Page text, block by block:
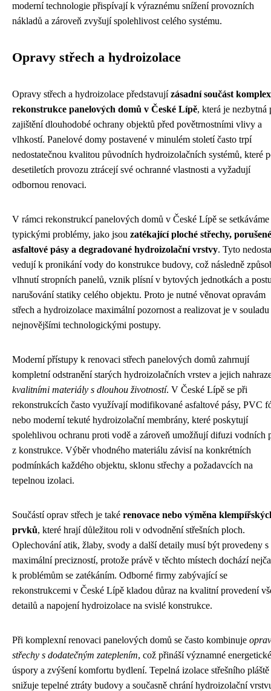
moderní technologie přispívají k výraznému snížení provozních
nákladů a zároveň zvyšují spolehlivost celého systému.
Opravy střech a hydroizolace
Opravy střech a hydroizolace představujízásadní součást
rekonstrukce panelových domů v České Lípě, která je nezbytná
zajištění dlouhodobé ochrany objektů před povětrnostními vlivy a
vlhkostí. Panelové domy postavené v minulém století často trpí
nedostatečnou kvalitou původních hydroizolačních systémů, které
desetiletích provozu ztrácejí své ochranné vlastnosti a vyžadují
odbornou renovaci.
V rámci rekonstrukcí panelových domů v České Lípě se setkáváme
typickými problémy, jako jsou zatékající ploché střechy, porušené
asfaltové pásy a degradované hydroizolační vrstvy. Tyto
vedují k pronikání vody do konstrukce budovy, což následně
vlhnutí stropních panelů, vznik plísní v bytových jednotkách a
narušování statiky celého objektu. Proto je nutné věnovat opravám
střech a hydroizolace maximální pozornost a realizovat je v souladu
nejnovějšími technologickými postupy.
Moderní přístupy k renovaci střech panelových domů zahrnují
kompletní odstranění starých hydroizolačních vrstev a jejich
kvalitními materiály s dlouhou životností. V České Lípě se při
rekonstrukcích často využívají modifikované asfaltové pásy, PVC
nebo moderní tekuté hydroizolační membrány, které poskytují
spolehlivou ochranu proti vodě a zároveň umožňují difuzi vodních
z konstrukce. Výběr vhodného materiálu závisí na konkrétních
podmínkách každého objektu, sklonu střechy a požadavcích na
tepelnou izolaci.
Součástí oprav střech je také renovace nebo výměna
prvků, které hrají důležitou roli v odvodnění střešních ploch.
Oplechování atik, žlaby, svody a další detaily musí být provedeny s
maximální precizností, protože právě v těchto místech dochází
k problémům se zatékáním. Odborné firmy zabývající se
rekonstrukcemi v České Lípě kladou důraz na kvalitní provedení
detailů a napojení hydroizolace na svislé konstrukce.
Při komplexní renovaci panelových domů se často kombinuje
střechy s dodatečným zateplením, což přináší významné energetické
úspory a zvýšení komfortu bydlení. Tepelná izolace střešního pláště
snižuje tepelné ztráty budovy a současně chrání hydroizolační